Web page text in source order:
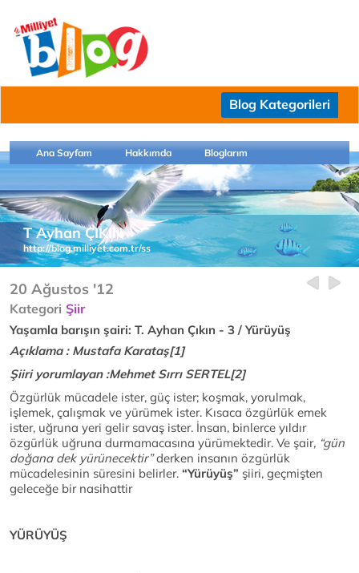
Blog Kategorileri
Ana Sayfam Hakkımda Bloglarım
T Ayhan ÇIKIN
http://blog.milliyet.com.tr/ss
20 Ağustos '12
Kategori Şiir
Yaşamla barışın şairi: T. Ayhan Çıkın - 3 / Yürüyüş
Açıklama : Mustafa Karataş[1]
Şiiri yorumlayan :Mehmet Sırrı SERTEL[2]
Özgürlük mücadele ister, güç ister; koşmak, yorulmak,
işlemek, çalışmak ve yürümek ister. Kısaca özgürlük emek
ister, uğruna yeri gelir savaş ister. İnsan, binlerce yıldır
özgürlük uğruna durmamacasına yürümektedir. Ve şair, “gün
doğana dek yürünecektir”derken insanın özgürlük
mücadelesinin süresini belirler. “Yürüyüş” şiiri, geçmişten
geleceğe bir nasihattir
YÜRÜYÜŞ